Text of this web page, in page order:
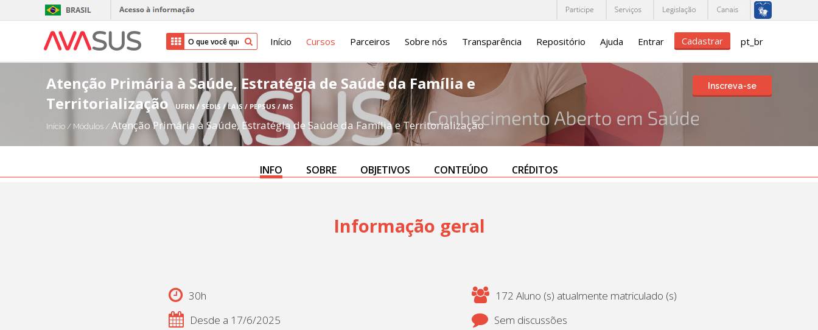
Início Cursos Parceiros Sobre nós Transparência Repositório Ajuda Entrar Cadastrar pt_br
Atenção Primária à Saúde, Estratégia de Saúde da Família e
Territorialização UFRN / SEDIS / LAIS / PEPSUS / MS
Início / Módulos/ Atenção Primária à Saúde, Estratégia de Saúde da Família e Territorialização
Inscreva-se
INFO SOBRE OBJETIVOS CONTEÚDO CRÉDITOS
Informação geral
30h
172 Aluno (s) atualmente matriculado (s)
Desde a 17/6/2025
Sem discussões